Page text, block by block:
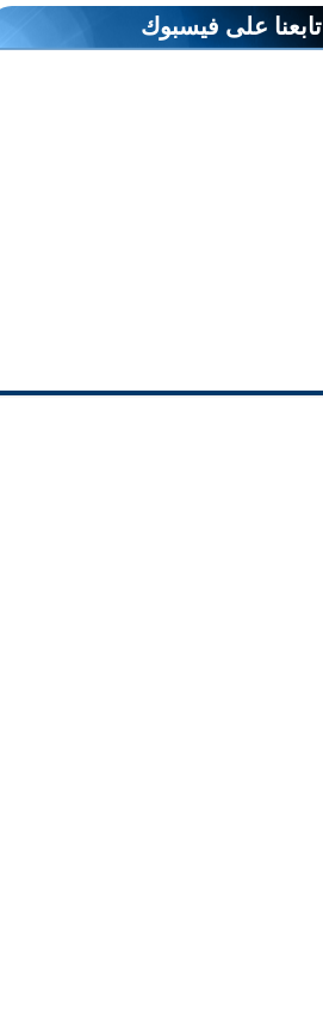
تابعنا على فيسبوك